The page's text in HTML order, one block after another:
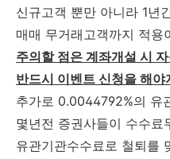
신규고객 뿐만 아니라 1년
매매 무거래고객까지 적용
주의할 점은 계좌개설 시
반드시 이벤트 신청을 해
추가로 0.0044792%의 유
몇년전 증권사들이 수수료
유관기관수수료로 철퇴를